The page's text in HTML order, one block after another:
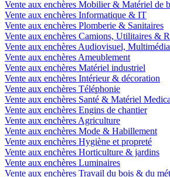
Vente aux enchères Mobilier & Matériel de
Vente aux enchères Informatique & IT
Vente aux enchères Plomberie & Sanitaires
Vente aux enchères Camions, Utilitaires &
Vente aux enchères Audiovisuel,
Vente aux enchères Ameublement
Vente aux enchères Matériel industriel
Vente aux enchères Intérieur & décoration
Vente aux enchères Téléphonie
Vente aux enchères Santé & Matériel
Vente aux enchères Engins de chantier
Vente aux enchères Agriculture
Vente aux enchères Mode & Habillement
Vente aux enchères Hygiène et propreté
Vente aux enchères Horticulture & jardins
Vente aux enchères Luminaires
Vente aux enchères Travail du bois & du